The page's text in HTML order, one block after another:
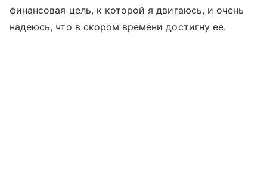
финансовая цель, к которой я двигаюсь, и очень
надеюсь, что в скором времени достигну ее.